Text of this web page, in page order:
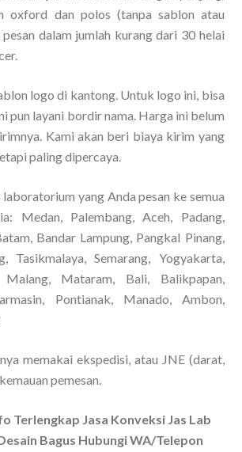
oxford dan polos (tanpa sablon atau
dalam jumlah kurang dari 30 helai
logo di kantong. Untuk logo ini, bisa
pun layani bordir nama. Harga ini belum
Kami akan beri biaya kirim yang
paling dipercaya.
yang Anda pesan ke semua
Medan, Palembang, Aceh, Padang,
Bandar Lampung, Pangkal Pinang,
Tasikmalaya, Semarang, Yogyakarta,
Malang, Mataram, Bali, Balikpapan,
Pontianak, Manado, Ambon,
memakai ekspedisi, atau JNE (darat,
pemesan.
Terlengkap Jasa Konveksi Jas Lab
Bagus Hubungi WA/Telepon